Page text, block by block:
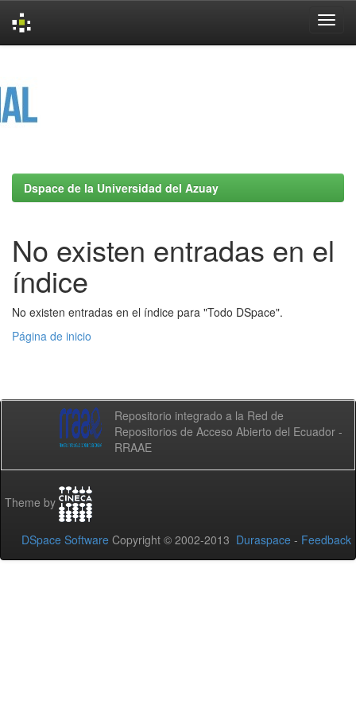
Dspace de la Universidad del Azuay
No existen entradas en el
índice
No existen entradas en el índice para "Todo DSpace".
Página de inicio
Repositorio integrado a la Red de
Repositorios de Acceso Abierto del Ecuador -
RRAAE
Theme by
DSpace Software Copyright © 2002-2013 Duraspace - Feedback